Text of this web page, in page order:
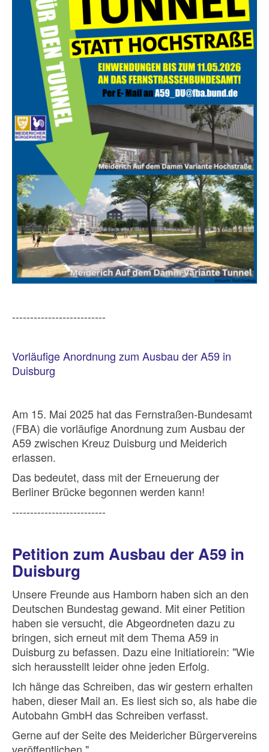
--------------------------
Vorläufige Anordnung zum Ausbau der A59 in
Duisburg
Am 15. Mai 2025 hat das Fernstraßen-Bundesamt
(FBA) die vorläufige Anordnung zum Ausbau der
A59 zwischen Kreuz Duisburg und Meiderich
erlassen.
Das bedeutet, dass mit der Erneuerung der
Berliner Brücke begonnen werden kann!
--------------------------
Petition zum Ausbau der A59 in
Duisburg
Unsere Freunde aus Hamborn haben sich an den
Deutschen Bundestag gewand. Mit einer Petition
haben sie versucht, die Abgeordneten dazu zu
bringen, sich erneut mit dem Thema A59 in
Duisburg zu befassen. Dazu eine Initiatiorein: "Wie
sich herausstellt leider ohne jeden Erfolg.
Ich hänge das Schreiben, das wir gestern erhalten
haben, dieser Mail an. Es liest sich so, als habe die
Autobahn GmbH das Schreiben verfasst.
Gerne auf der Seite des Meidericher Bürgervereins
veröffentlichen."